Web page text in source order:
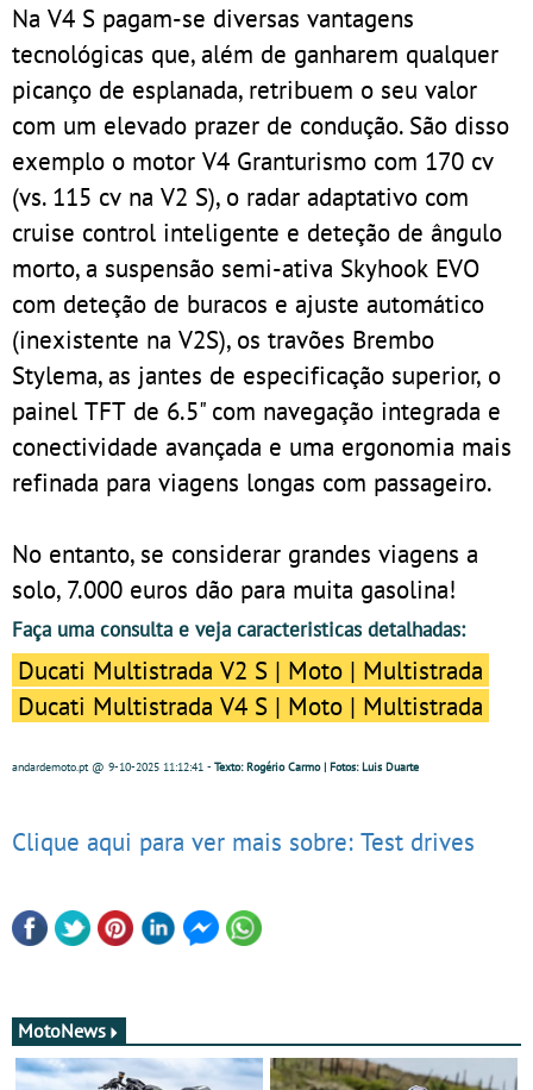
Na V4 S pagam-se diversas vantagens
tecnológicas que, além de ganharem qualquer
picanço de esplanada, retribuem o seu valor
com um elevado prazer de condução. São disso
exemplo o motor V4 Granturismo com 170 cv
(vs. 115 cv na V2 S), o radar adaptativo com
cruise control inteligente e deteção de ângulo
morto, a suspensão semi-ativa Skyhook EVO
com deteção de buracos e ajuste automático
(inexistente na V2S), os travões Brembo
Stylema, as jantes de especificação superior, o
painel TFT de 6.5" com navegação integrada e
conectividade avançada e uma ergonomia mais
refinada para viagens longas com passageiro.
No entanto, se considerar grandes viagens a
solo, 7.000 euros dão para muita gasolina!
Faça uma consulta e veja caracteristicas detalhadas:
Ducati Multistrada V2 S | Moto | Multistrada
Ducati Multistrada V4 S | Moto | Multistrada
andardemoto.pt@ 9-10-2025 11:12:41 - Texto: Rogério Carmo | Fotos: Luis Duarte
Clique aqui para ver mais sobre: Test drives
MotoNews